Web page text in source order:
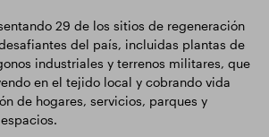
29 de los sitios de regeneración
del país, incluidas plantas de
industriales y terrenos militares, que
en el tejido local y cobrando vida
de hogares, servicios, parques y